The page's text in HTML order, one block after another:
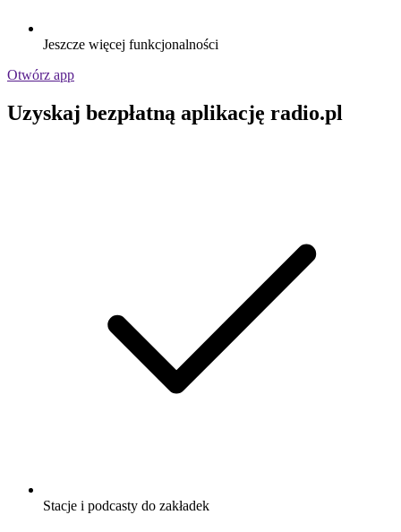
Jeszcze więcej funkcjonalności
Otwórz app
Uzyskaj bezpłatną aplikację radio.pl
Stacje i podcasty do zakładek